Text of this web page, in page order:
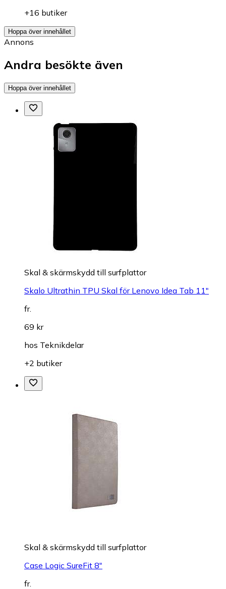
+16 butiker
Hoppa över innehållet
Annons
Andra besökte även
Hoppa över innehållet
Skal & skärmskydd till surfplattor
Skalo Ultrathin TPU Skal för Lenovo Idea Tab 11"
fr.
69 kr
hos Teknikdelar
+2 butiker
Skal & skärmskydd till surfplattor
Case Logic SureFit 8"
fr.